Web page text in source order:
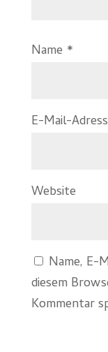
Name *
E-Mail-
Website
Name, E-
diesem
Kommentar